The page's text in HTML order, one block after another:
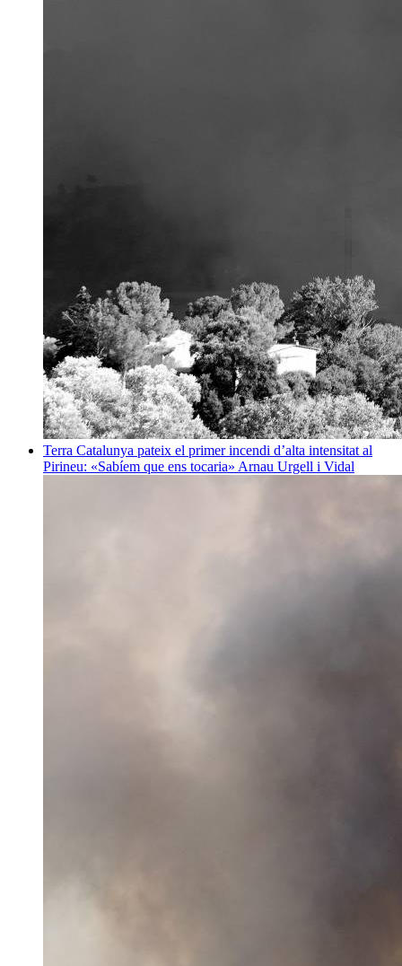
Terra Catalunya pateix el primer incendi d’alta intensitat al
Pirineu: «Sabíem que ens tocaria» Arnau Urgell i Vidal